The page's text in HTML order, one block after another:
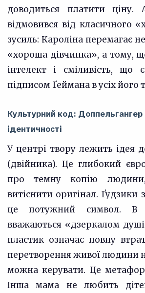
доводиться платити ціну.
відмовився від класичного
зусиль: Кароліна перемагає
«хороша дівчинка», а тому,
інтелект і сміливість, що
підписом Ґеймана в усіх його
Культурний код: Доппельгангер
ідентичності
У центрі твору лежить ідея
(двійника). Це глибокий
про темну копію
витіснити оригінал. Ґудзики
це потужний символ. В
вважаються «дзеркалом
пластик означає повну
перетворення живої людини
можна керувати. Це
Інша мама не любить